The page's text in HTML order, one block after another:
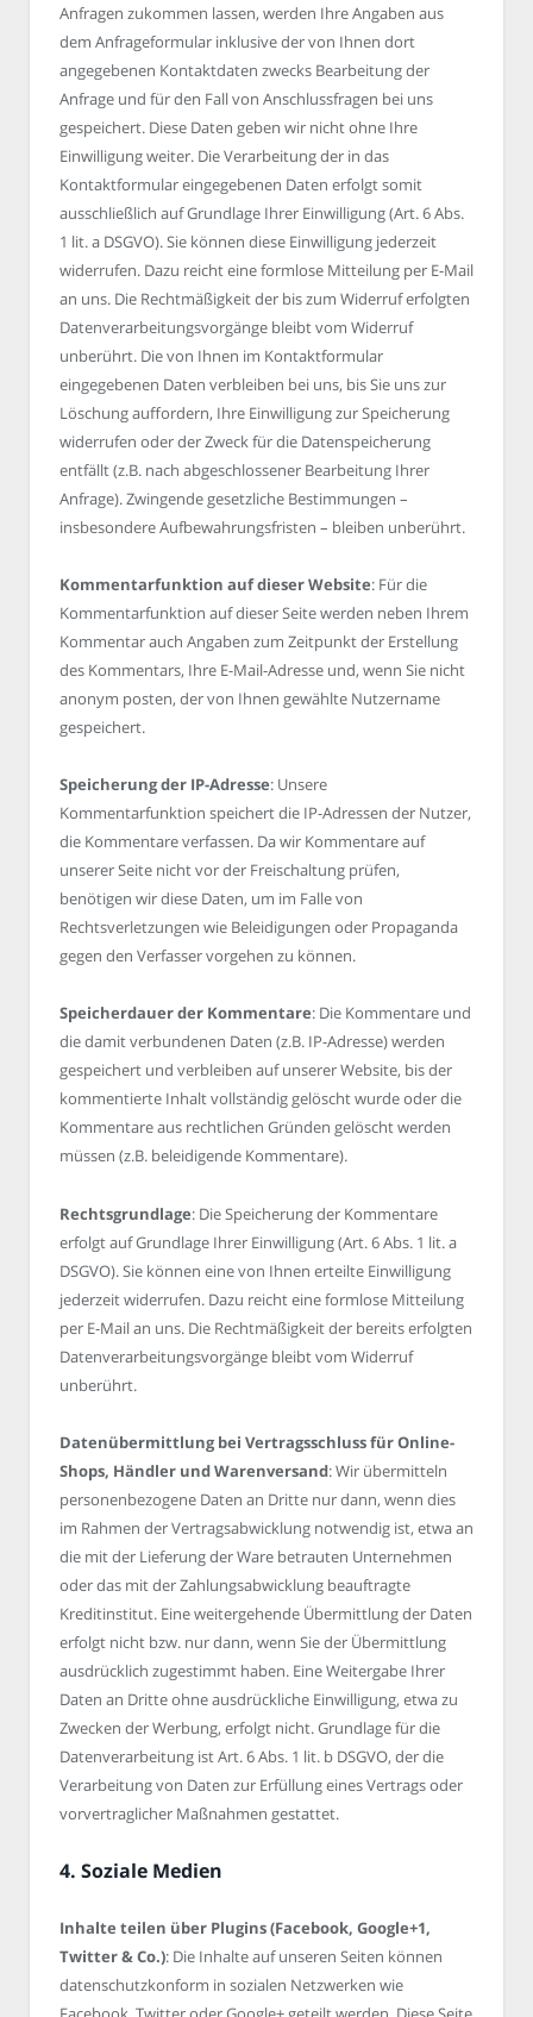
Anfragen zukommen lassen, werden Ihre Angaben aus
dem Anfrageformular inklusive der von Ihnen dort
angegebenen Kontaktdaten zwecks Bearbeitung der
Anfrage und für den Fall von Anschlussfragen bei uns
gespeichert. Diese Daten geben wir nicht ohne Ihre
Einwilligung weiter. Die Verarbeitung der in das
Kontaktformular eingegebenen Daten erfolgt somit
ausschließlich auf Grundlage Ihrer Einwilligung (Art. 6 Abs.
1 lit. a DSGVO). Sie können diese Einwilligung jederzeit
widerrufen. Dazu reicht eine formlose Mitteilung per E-Mail
an uns. Die Rechtmäßigkeit der bis zum Widerruf erfolgten
Datenverarbeitungsvorgänge bleibt vom Widerruf
unberührt. Die von Ihnen im Kontaktformular
eingegebenen Daten verbleiben bei uns, bis Sie uns zur
Löschung auffordern, Ihre Einwilligung zur Speicherung
widerrufen oder der Zweck für die Datenspeicherung
entfällt (z.B. nach abgeschlossener Bearbeitung Ihrer
Anfrage). Zwingende gesetzliche Bestimmungen –
insbesondere Aufbewahrungsfristen – bleiben unberührt.
Kommentarfunktion auf dieser Website: Für die
Kommentarfunktion auf dieser Seite werden neben Ihrem
Kommentar auch Angaben zum Zeitpunkt der Erstellung
des Kommentars, Ihre E-Mail-Adresse und, wenn Sie nicht
anonym posten, der von Ihnen gewählte Nutzername
gespeichert.
Speicherung der IP-Adresse: Unsere
Kommentarfunktion speichert die IP-Adressen der Nutzer,
die Kommentare verfassen. Da wir Kommentare auf
unserer Seite nicht vor der Freischaltung prüfen,
benötigen wir diese Daten, um im Falle von
Rechtsverletzungen wie Beleidigungen oder Propaganda
gegen den Verfasser vorgehen zu können.
Speicherdauer der Kommentare: Die Kommentare und
die damit verbundenen Daten (z.B. IP-Adresse) werden
gespeichert und verbleiben auf unserer Website, bis der
kommentierte Inhalt vollständig gelöscht wurde oder die
Kommentare aus rechtlichen Gründen gelöscht werden
müssen (z.B. beleidigende Kommentare).
Rechtsgrundlage: Die Speicherung der Kommentare
erfolgt auf Grundlage Ihrer Einwilligung (Art. 6 Abs. 1 lit. a
DSGVO). Sie können eine von Ihnen erteilte Einwilligung
jederzeit widerrufen. Dazu reicht eine formlose Mitteilung
per E-Mail an uns. Die Rechtmäßigkeit der bereits erfolgten
Datenverarbeitungsvorgänge bleibt vom Widerruf
unberührt.
Datenübermittlung bei Vertragsschluss für Online-
Shops, Händler und Warenversand: Wir übermitteln
personenbezogene Daten an Dritte nur dann, wenn dies
im Rahmen der Vertragsabwicklung notwendig ist, etwa an
die mit der Lieferung der Ware betrauten Unternehmen
oder das mit der Zahlungsabwicklung beauftragte
Kreditinstitut. Eine weitergehende Übermittlung der Daten
erfolgt nicht bzw. nur dann, wenn Sie der Übermittlung
ausdrücklich zugestimmt haben. Eine Weitergabe Ihrer
Daten an Dritte ohne ausdrückliche Einwilligung, etwa zu
Zwecken der Werbung, erfolgt nicht. Grundlage für die
Datenverarbeitung ist Art. 6 Abs. 1 lit. b DSGVO, der die
Verarbeitung von Daten zur Erfüllung eines Vertrags oder
vorvertraglicher Maßnahmen gestattet.
4. Soziale Medien
Inhalte teilen über Plugins (Facebook, Google+1,
Twitter & Co.): Die Inhalte auf unseren Seiten können
datenschutzkonform in sozialen Netzwerken wie